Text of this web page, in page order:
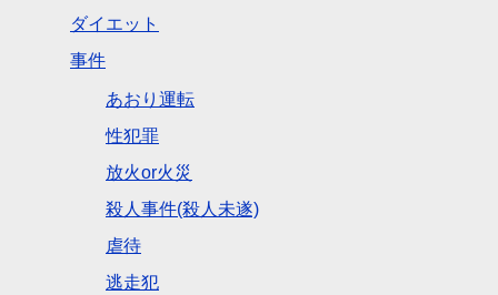
ダイエット
事件
あおり運転
性犯罪
放火or火災
殺人事件(殺人未遂)
虐待
逃走犯